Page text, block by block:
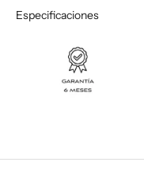
Especificaciones